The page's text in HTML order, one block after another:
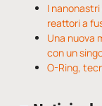
I
reattori a
Una nuova
con un
O-Ring,